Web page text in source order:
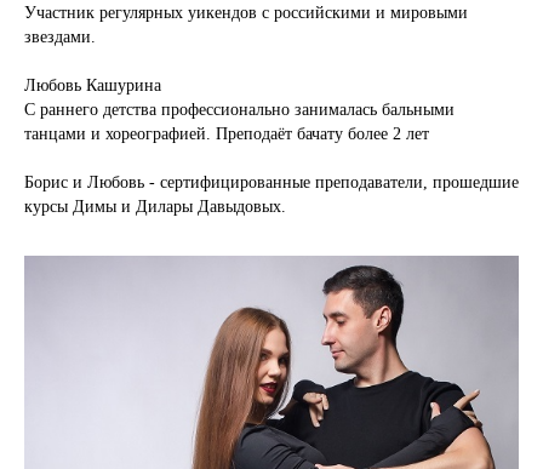
Участник регулярных уикендов с российскими и мировыми
звездами.
Любовь Кашурина
С раннего детства профессионально занималась бальными
танцами и хореографией. Преподаёт бачату более 2 лет
Борис и Любовь - сертифицированные преподаватели, прошедшие
курсы Димы и Дилары Давыдовых.